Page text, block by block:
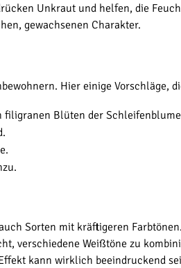
Unkraut und helfen, die
gewachsenen Charakter.
Hier einige Vorschläge,
filigranen Blüten der
Sorten mit kräftigeren
verschiedene Weißtöne zu
kann wirklich beeindruckend